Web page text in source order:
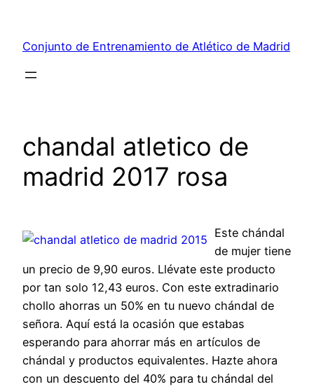
contenido
Conjunto de Entrenamiento de Atlético de Madrid
chandal atletico de
madrid 2017 rosa
Este chándal
de mujer tiene
un precio de 9,90 euros. Llévate este producto
por tan solo 12,43 euros. Con este extradinario
chollo ahorras un 50% en tu nuevo chándal de
señora. Aquí está la ocasión que estabas
esperando para ahorrar más en artículos de
chándal y productos equivalentes. Hazte ahora
con un descuento del 40% para tu chándal del